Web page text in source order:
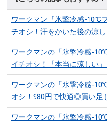
ワークマン「氷撃冷感-10℃
チオシ！汗をかいた後の涼
ワークマンの「氷撃冷感-
イチオシ！「本当に涼しい
ワークマンの「氷撃冷感-
オシ！980円で快適◎買い足
ワークマンの「氷撃冷感-